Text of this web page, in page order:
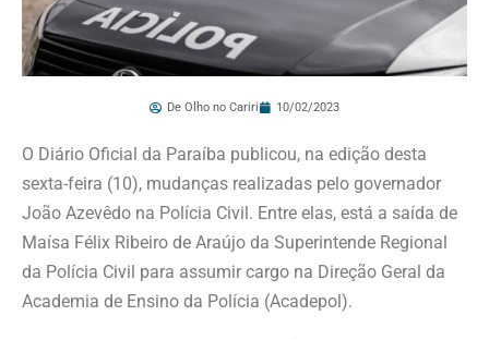
De Olho no Cariri 10/02/2023
O Diário Oficial da Paraíba publicou, na edição desta
sexta-feira (10), mudanças realizadas pelo governador
João Azevêdo na Polícia Civil. Entre elas, está a saída de
Maísa Félix Ribeiro de Araújo da Superintende Regional
da Polícia Civil para assumir cargo na Direção Geral da
Academia de Ensino da Polícia (Acadepol).